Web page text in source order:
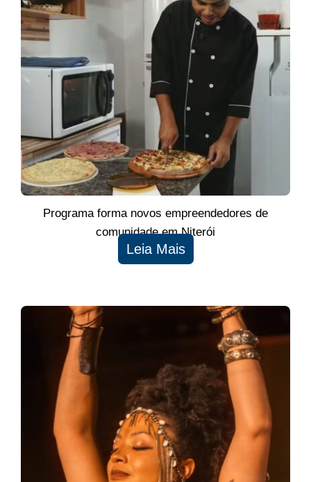
Programa forma novos empreendedores de
comunidade em Niterói
Leia Mais